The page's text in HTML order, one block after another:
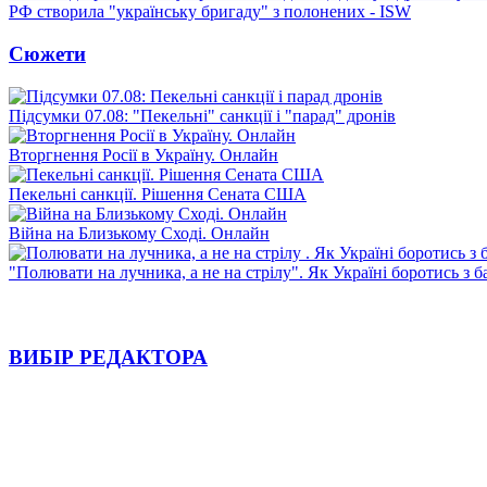
РФ створила "українську бригаду" з полонених - ISW
Сюжети
Підсумки 07.08: "Пекельні" санкції і "парад" дронів
Вторгнення Росії в Україну. Онлайн
Пекельні санкції. Рішення Сената США
Війна на Близькому Сході. Онлайн
"Полювати на лучника, а не на стрілу". Як Україні боротись з
ВИБІР РЕДАКТОРА